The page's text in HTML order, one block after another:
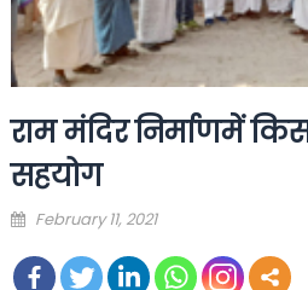
राम मंदिर निर्माणमें
सहयोग
Posted
February 11, 2021